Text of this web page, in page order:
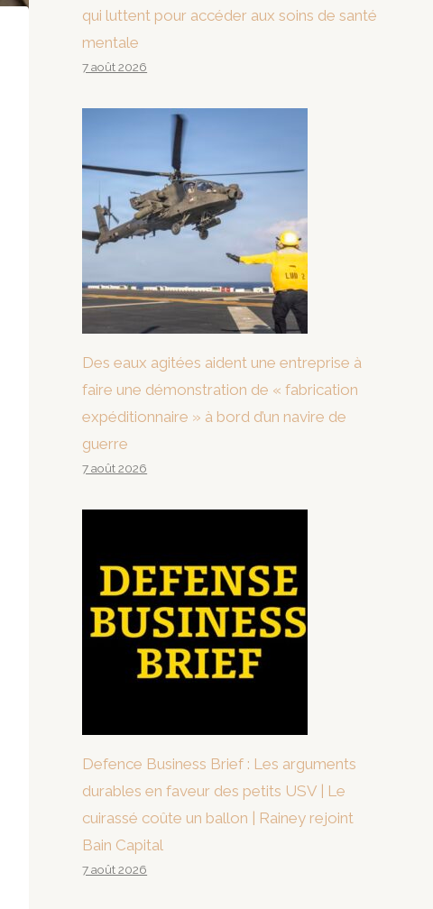
qui luttent pour accéder aux soins de santé
mentale
7 août 2026
Des eaux agitées aident une entreprise à
faire une démonstration de « fabrication
expéditionnaire » à bord d’un navire de
guerre
7 août 2026
Defence Business Brief : Les arguments
durables en faveur des petits USV | Le
cuirassé coûte un ballon | Rainey rejoint
Bain Capital
7 août 2026